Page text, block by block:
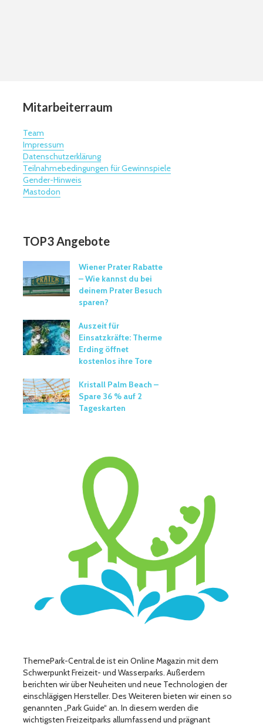
Mitarbeiterraum
Team
Impressum
Datenschutzerklärung
Teilnahmebedingungen für Gewinnspiele
Gender-Hinweis
Mastodon
TOP3 Angebote
Wiener Prater Rabatte
– Wie kannst du bei
deinem Prater Besuch
sparen?
Auszeit für
Einsatzkräfte: Therme
Erding öffnet
kostenlos ihre Tore
Kristall Palm Beach –
Spare 36 % auf 2
Tageskarten
ThemePark-Central.de ist ein Online Magazin mit dem
Schwerpunkt Freizeit- und Wasserparks. Außerdem
berichten wir über Neuheiten und neue Technologien der
einschlägigen Hersteller. Des Weiteren bieten wir einen so
genannten „Park Guide“ an. In diesem werden die
wichtigsten Freizeitparks allumfassend und prägnant